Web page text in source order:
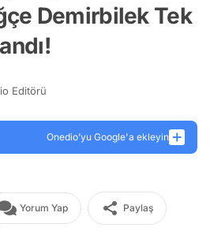
Demirbilek Tek
Editörü
Onedio’yu Google'a ekleyin
Yorum Yap Paylaş